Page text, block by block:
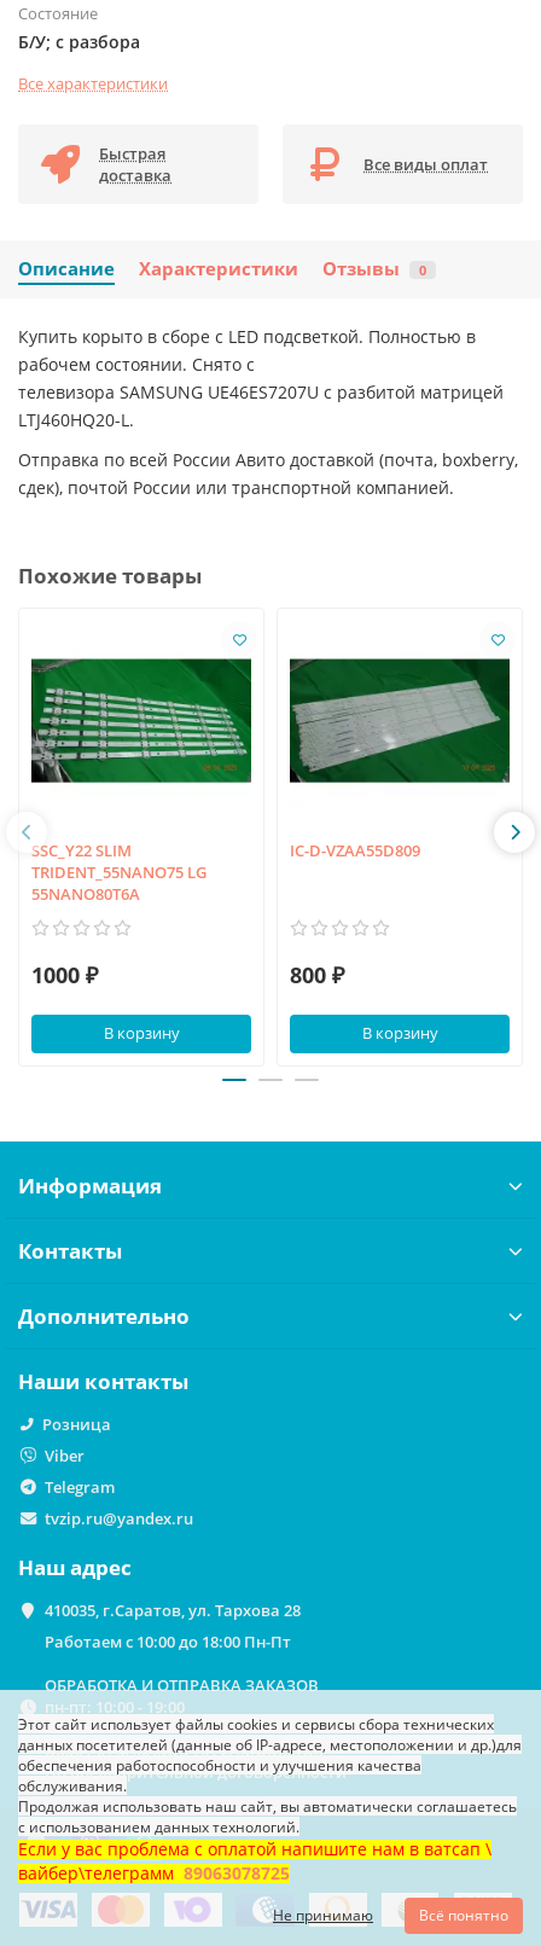
Состояние
Б/У; с разбора
Все характеристики
Быстрая
доставка
Все виды оплат
Описание Характеристики Отзывы 0
Купить корыто в сборе с LED подсветкой. Полностью в
рабочем состоянии. Снято с
телевизора SAMSUNG UE46ES7207U с разбитой матрицей
LTJ460HQ20-L.
Отправка по всей России Авито доставкой (почта, boxberry,
сдек), почтой России или транспортной компанией.
Похожие товары
SSC_Y22 SLIM
TRIDENT_55NANO75 LG
55NANO80T6A
1000 ₽
В корзину
IC-D-VZAA55D809
800 ₽
В корзину
Этот сайт использует файлы cookies и сервисы сбора технических
данных посетителей (данные об IP-адресе, местоположении и др.)для
обеспечения работоспособности и улучшения качества
обслуживания.
Продолжая использовать наш сайт, вы автоматически соглашаетесь
с использованием данных технологий.
Если у вас проблема с оплатой напишите нам в ватсап \
вайбер\телеграмм 89063078725
Не принимаю Всё понятно
Информация
Контакты
Дополнительно
Наши контакты
Розница
Viber
Telegram
tvzip.ru@yandex.ru
Наш адрес
410035, г.Саратов, ул. Тархова 28
Работаем с 10:00 до 18:00 Пн-Пт
ОБРАБОТКА И ОТПРАВКА ЗАКАЗОВ
пн-пт: 10:00 - 19:00
ВЫДАЧА ЗАКАЗОВ НА САМОВЫВОЗ
По предварительной договоренности